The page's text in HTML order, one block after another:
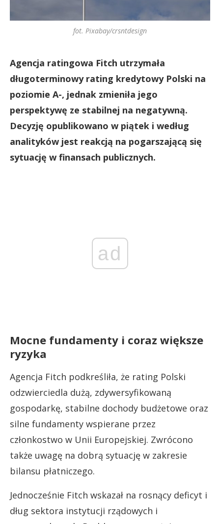
fot. Pixabay/crsntdesign
Agencja ratingowa Fitch utrzymała
długoterminowy rating kredytowy Polski na
poziomie A-, jednak zmieniła jego
perspektywę ze stabilnej na negatywną.
Decyzję opublikowano w piątek i według
analityków jest reakcją na pogarszającą się
sytuację w finansach publicznych.
ad
Mocne fundamenty i coraz większe
ryzyka
Agencja Fitch podkreśliła, że rating Polski
odzwierciedla dużą, zdywersyfikowaną
gospodarkę, stabilne dochody budżetowe oraz
silne fundamenty wspierane przez
członkostwo w Unii Europejskiej. Zwrócono
także uwagę na dobrą sytuację w zakresie
bilansu płatniczego.
Jednocześnie Fitch wskazał na rosnący deficyt i
dług sektora instytucji rządowych i